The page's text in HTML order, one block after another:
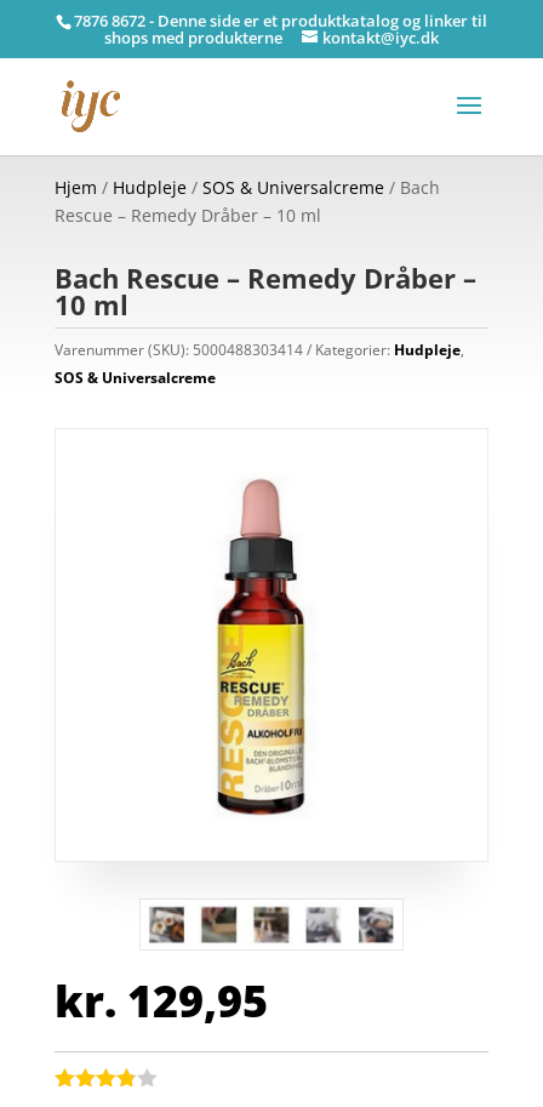
7876 8672 - Denne side er et produktkatalog og linker til
shops med produkterne kontakt@iyc.dk
Hjem / Hudpleje/ SOS & Universalcreme/ Bach
Rescue – Remedy Dråber – 10 ml
Bach Rescue – Remedy Dråber –
10 ml
Varenummer (SKU): 5000488303414 Kategorier: Hudpleje,
SOS & Universalcreme
kr. 129,95